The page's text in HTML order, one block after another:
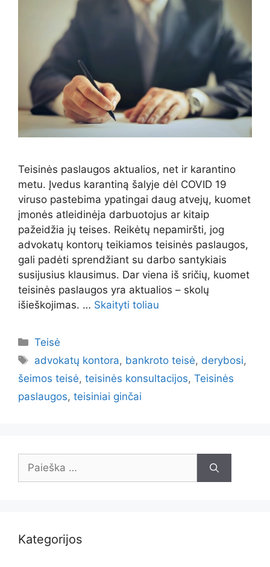
Teisinės paslaugos aktualios, net ir karantino
metu. Įvedus karantiną šalyje dėl COVID 19
viruso pastebima ypatingai daug atvejų, kuomet
įmonės atleidinėja darbuotojus ar kitaip
pažeidžia jų teises. Reikėtų nepamiršti, jog
advokatų kontorų teikiamos teisinės paslaugos,
gali padėti sprendžiant su darbo santykiais
susijusius klausimus. Dar viena iš sričių, kuomet
teisinės paslaugos yra aktualios – skolų
išieškojimas. … Skaityti toliau
Kategorijos
Teisė
Žymos
advokatų kontora, bankroto teisė, derybosi,
šeimos teisė, teisinės konsultacijos, Teisinės
paslaugos, teisiniai ginčai
Ieškoti:
Kategorijos